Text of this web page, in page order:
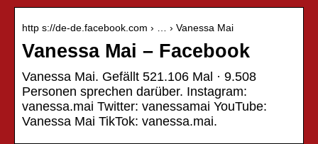
http s://de-de.facebook.com › … › Vanessa Mai
Vanessa Mai – Facebook
Vanessa Mai. Gefällt 521.106 Mal · 9.508
Personen sprechen darüber. Instagram:
vanessa.mai Twitter: vanessamai YouTube:
Vanessa Mai TikTok: vanessa.mai.